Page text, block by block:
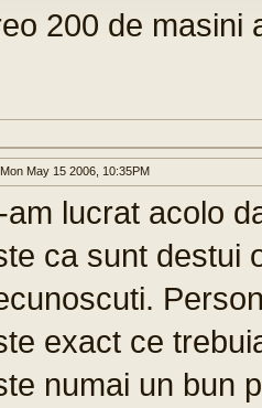
200 de masini
Mon May 15 2006, 10:35PM
am lucrat acolo
ca sunt destui
exact ce
numai un bun